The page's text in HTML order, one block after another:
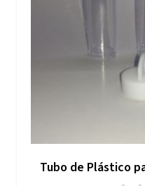
Tubo de Plástico